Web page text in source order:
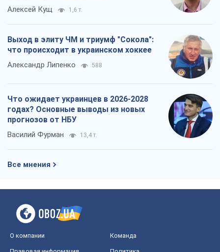
Алексей Кущ 1,6 т.
Выход в элиту ЧМ и триумф "Сокола":
что происходит в украинском хоккее
Александр Липенко 588
Что ожидает украинцев в 2026-2028
годах? Основные выводы из новых
прогнозов от НБУ
Василий Фурман 13,4 т.
Все мнения
О компании Команда